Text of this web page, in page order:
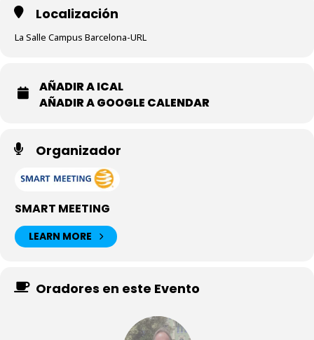
Localización
La Salle Campus Barcelona-URL
AÑADIR A ICAL
AÑADIR A GOOGLE CALENDAR
Organizador
SMART MEETING
LEARN MORE
Oradores en este Evento